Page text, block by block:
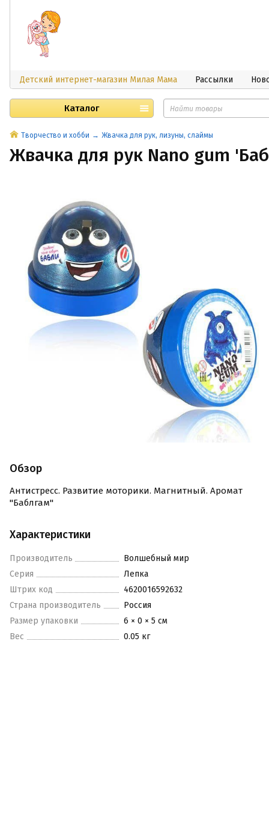
Детский интернет-магазин Милая Мама Рассылки
Каталог
Творчество и хобби Жвачка для рук, лизуны, слаймы
Жвачка для рук Nano gum
Обзор
Антистресс. Развитие моторики. Магнитный. Аромат
"Баблгам"
Характеристики
Производитель
Волшебный мир
Серия
Лепка
Штрих код
4620016592632
Страна производитель
Россия
Размер упаковки
6 × 0 × 5 см
Вес
0.05 кг